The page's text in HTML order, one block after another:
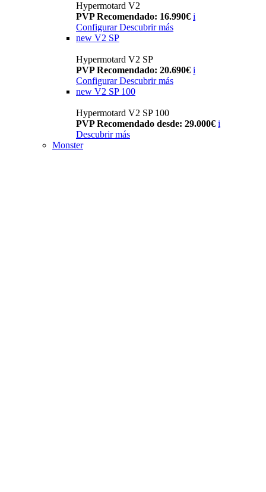
Hypermotard V2
PVP Recomendado: 16.990€ i
Configurar Descubrir más
new V2 SP
Hypermotard V2 SP
PVP Recomendado: 20.690€ i
Configurar Descubrir más
new V2 SP 100
Hypermotard V2 SP 100
PVP Recomendado desde: 29.000€ i
Descubrir más
Monster